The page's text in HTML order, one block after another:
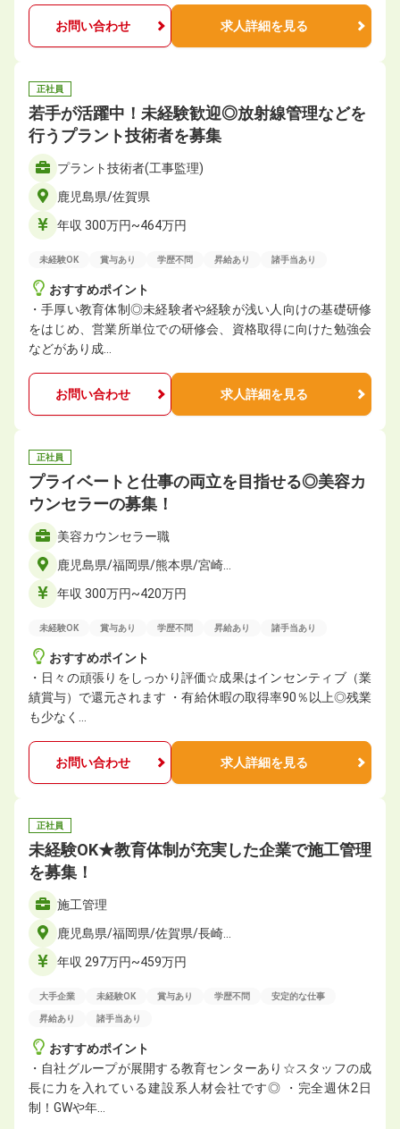
お問い合わせ 求人詳細を見る
正社員
若手が活躍中！未経験歓迎◎放射線管理などを
行うプラント技術者を募集
プラント技術者(工事監理)
鹿児島県/佐賀県
年収 300万円~464万円
未経験OK 賞与あり 学歴不問 昇給あり 諸手当あり
おすすめポイント
・手厚い教育体制◎未経験者や経験が浅い人向けの基礎研修
をはじめ、営業所単位での研修会、資格取得に向けた勉強会
などがあり成…
お問い合わせ 求人詳細を見る
正社員
プライベートと仕事の両立を目指せる◎美容カ
ウンセラーの募集！
美容カウンセラー職
鹿児島県/福岡県/熊本県/宮崎…
年収 300万円~420万円
未経験OK 賞与あり 学歴不問 昇給あり 諸手当あり
おすすめポイント
・日々の頑張りをしっかり評価☆成果はインセンティブ（業
績賞与）で還元されます ・有給休暇の取得率90％以上◎残業
も少なく…
お問い合わせ 求人詳細を見る
正社員
未経験OK★教育体制が充実した企業で施工管理
を募集！
施工管理
鹿児島県/福岡県/佐賀県/長崎…
年収 297万円~459万円
大手企業 未経験OK 賞与あり 学歴不問 安定的な仕事
昇給あり 諸手当あり
おすすめポイント
・自社グループが展開する教育センターあり☆スタッフの成
長に力を入れている建設系人材会社です◎ ・完全週休2日
制！GWや年…